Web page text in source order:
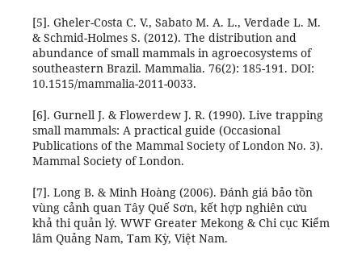
[5]. Gheler-Costa C. V., Sabato M. A. L., Verdade L. M.
& Schmid-Holmes S. (2012). The distribution and
abundance of small mammals in agroecosystems of
southeastern Brazil. Mammalia. 76(2): 185-191. DOI:
10.1515/mammalia-2011-0033.
[6]. Gurnell J. & Flowerdew J. R. (1990). Live trapping
small mammals: A practical guide (Occasional
Publications of the Mammal Society of London No. 3).
Mammal Society of London.
[7]. Long B. & Minh Hoàng (2006). Đánh giá bảo tồn
vùng cảnh quan Tây Quế Sơn, kết hợp nghiên cứu
khả thi quản lý. WWF Greater Mekong & Chi cục Kiểm
lâm Quảng Nam, Tam Kỳ, Việt Nam.